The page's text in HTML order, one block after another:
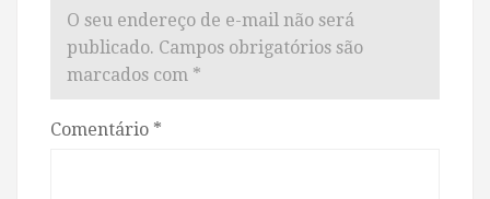
O seu endereço de e-mail não será
publicado. Campos obrigatórios são
marcados com *
Comentário *